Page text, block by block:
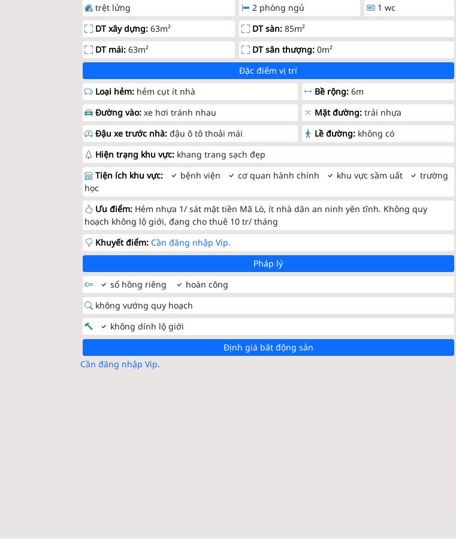
trệt lửng
2 phòng ngủ
1 wc
DT xây dựng:63m² DT sàn: 85m²
DT mái:63m² DT sân thượng: 0m²
Đặc điểm vị trí
Loại hẻm: hẻm cụt ít nhà Bề rộng:6m
Đường vào:xe hơi tránh nhau Mặt đường:trải nhựa
Đậu xe trước nhà:đậu ô tô thoải mái Lề đường: không có
Hiện trạng khu vực: khang trang sạch đẹp
Tiện ích khu vực:
bệnh viện cơ quan hành chính khu vực sầm uất
trường
học
Ưu điểm: Hẻm nhựa 1/ sát mặt tiền Mã Lò, ít nhà dân an ninh yên tĩnh. Không quy
hoạch không lộ giới, đang cho thuê 10 tr/ tháng
Khuyết điểm:Cần đăng nhập Vip.
Pháp lý
sổ hồng riêng
hoàn công
không vướng quy hoạch
không dính lộ giới
Định giá bất động sản
Cần đăng nhập Vip.